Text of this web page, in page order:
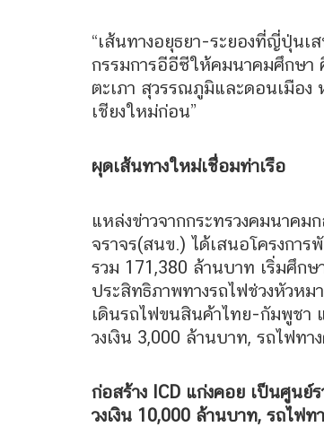
“เส้นทางอยุธยา-ระยองที่ญี่ปุ่นเ
กรรมการอีอีซีให้คมนาคมศึกษา
ตะเภา สุวรรณภูมิและดอนเมือง
เชียงใหม่ก่อน”
ผุดเส้นทางใหม่เชื่อมท่าเรือ
แหล่งข่าวจากกระทรวงคมนาค
จราจร(สนข.) ได้เสนอโครงกา
รวม 171,380 ล้านบาท เริ่มศึกษ
ประสิทธิภาพทางรถไฟช่วงหัวหม
เดินรถไฟขนสินค้าไทย-กัมพูชา
วงเงิน 3,000 ล้านบาท, รถไฟท
ก่อสร้าง ICD แก่งคอย เป็นศูนย์
วงเงิน 10,000 ล้านบาท, รถไฟ